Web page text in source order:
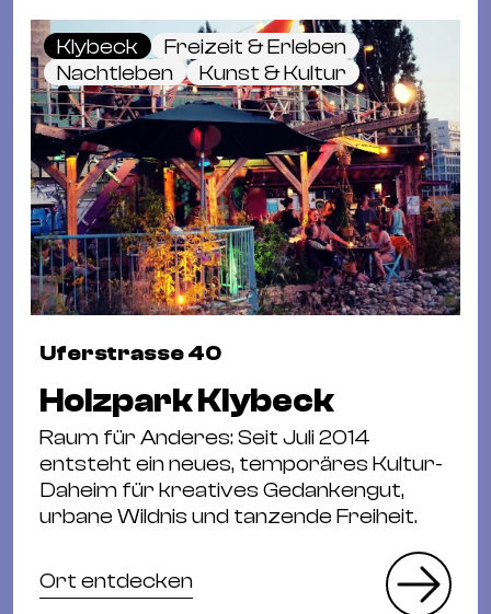
Klybeck
Freizeit & Erleben
Nachtleben
Kunst & Kultur
Uferstrasse 40
Holzpark Klybeck
Raum für Anderes: Seit Juli 2014
entsteht ein neues, temporäres Kultur-
Daheim für kreatives Gedankengut,
urbane Wildnis und tanzende Freiheit.
Ort entdecken